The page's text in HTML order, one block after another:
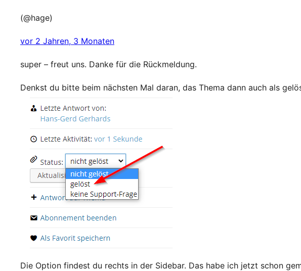
(@hage)
vor 2 Jahren, 3 Monaten
super – freut uns. Danke für die Rückmeldung.
Denkst du bitte beim nächsten Mal daran, das Thema dann auch als
Die Option findest du rechts in der Sidebar. Das habe ich jetzt schon